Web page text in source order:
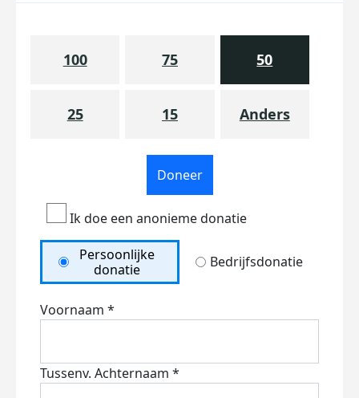
100 75 50
25 15 Anders
Doneer
Ik doe een anonieme donatie
Persoonlijke
donatie
Bedrijfsdonatie
Voornaam *
Tussenv. Achternaam *